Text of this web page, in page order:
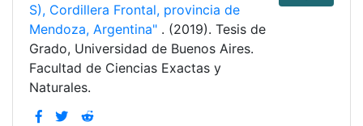
S), Cordillera Frontal, provincia de
Mendoza, Argentina" . (2019). Tesis de
Grado, Universidad de Buenos Aires.
Facultad de Ciencias Exactas y
Naturales.